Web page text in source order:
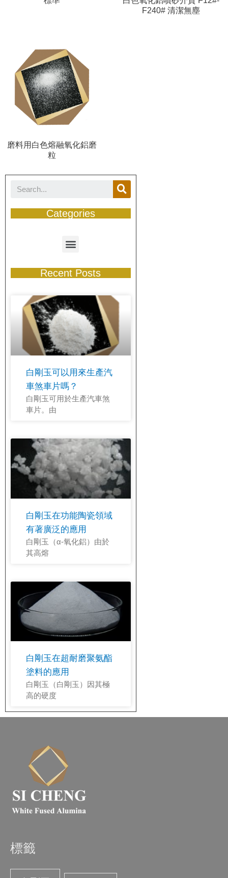
F240# 清潔無塵
磨料用白色熔融氧化鋁磨
粒
Categories
Recent Posts
白剛玉可以用來生產汽
車煞車片嗎？
白剛玉可用於生產汽車煞
車片。由
白剛玉在功能陶瓷領域
有著廣泛的應用
白剛玉（α-氧化鋁）由於
其高熔
白剛玉在超耐磨聚氨酯
塗料的應用
白剛玉（白剛玉）因其極
高的硬度
標籤